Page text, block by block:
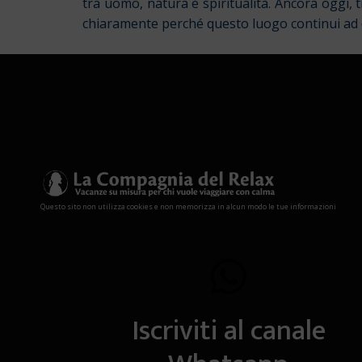
chiaramente perché questo luogo continui
Questo sito non utilizza cookies e non memorizza in alcun modo le tue informazioni
Iscriviti al canale